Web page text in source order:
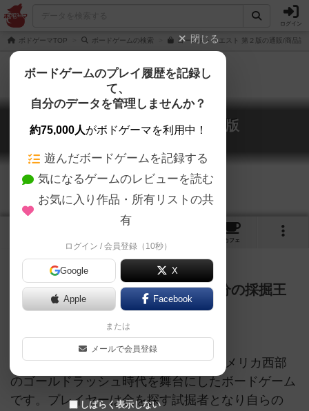
ログイン
ボドゲーマTOP ボードゲームの検索 ゴールド・ウエスト 第２版の通販/商品詳
ゴールド・ウエスト 第２版
Gold West: 2nd edition
カフェ
ゴールドラッシュの波に乗れ！自分の採掘王
国を築け！
【ゲーム概要】
「ゴールド・ウエスト 第２版」は、アメリカ西部
のゴールドラッシュ時代を舞台にしたボードゲーム
です。プレイヤーは金を探す試掘者となり自らの
閉じる
ボードゲームのプレイ履歴を記録し
て、
自分のデータを管理しませんか？
約75,000人がボドゲーマを利用中！
遊んだボードゲームを記録する
気になるゲームのレビューを読む
お気に入り作品・所有リストの共
有
ログイン / 会員登録（10秒）
Google X
Apple Facebook
または
メールで会員登録
しばらく表示しない